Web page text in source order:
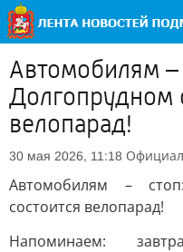
Автомобилям –
Долгопрудном
велопарад!
30 мая 2026, 11:18
Автомобилям –
состоится велопарад!
Напоминаем: